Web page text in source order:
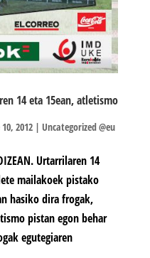
14 eta 15ean, atletismo
10, 2012| Uncategorized @eu
Urtarrilaren 14
mailakoek pistako
hasiko dira frogak,
pistan egon behar
egutegiaren